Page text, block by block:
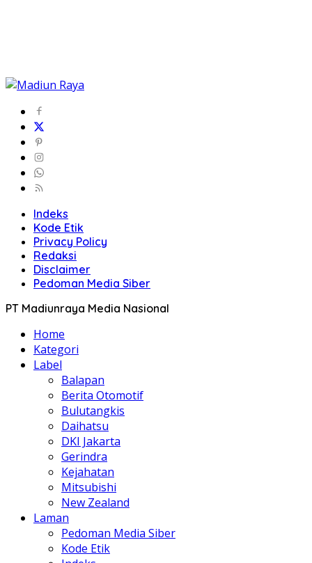
Indeks
Kode Etik
Privacy Policy
Redaksi
Disclaimer
Pedoman Media Siber
PT Madiunraya Media Nasional
Home
Kategori
Label
Balapan
Berita Otomotif
Bulutangkis
Daihatsu
DKI Jakarta
Gerindra
Kejahatan
Mitsubishi
New Zealand
Laman
Pedoman Media Siber
Kode Etik